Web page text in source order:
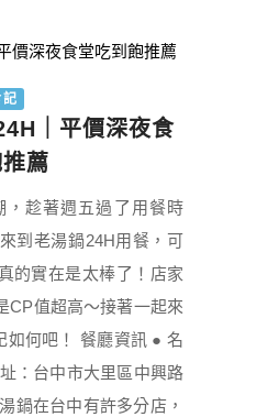
｜平價深夜食
薦
趁著週五過了用餐時
到老湯鍋24H用餐，可
的實在是太棒了！店家
CP值超高～接著一起來
如何吧！ 餐廳資訊 ● 名
：台中市大里區中興路
鍋在台中有許多分店，